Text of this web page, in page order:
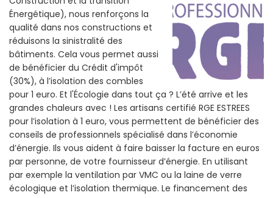
Énergétique), nous renforçons la
qualité dans nos constructions et
réduisons la sinistralité des
bâtiments. Cela vous permet aussi
de bénéficier du Crédit d'impôt
(30%), à l’isolation des combles
pour 1 euro. Et l'Écologie dans tout ça ? L’été arrive et les
grandes chaleurs avec ! Les artisans certifié RGE ESTREES
pour l’isolation à 1 euro, vous permettent de bénéficier des
conseils de professionnels spécialisé dans l’économie
d’énergie. Ils vous aident à faire baisser la facture en euros
par personne, de votre fournisseur d’énergie. En utilisant
par exemple la ventilation par VMC ou la laine de verre
écologique et l’isolation thermique. Le financement des